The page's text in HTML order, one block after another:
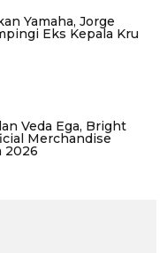
Yamaha, Jorge
Eks Kepala Kru
Veda Ega, Bright
Merchandise
2026